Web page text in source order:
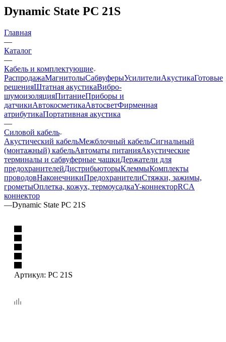
Dynamic State PC 21S
Главная
—
Каталог
—
Кабель и комплектующие
РаспродажаМагнитолыСабвуферыУсилителиАкустикаГотовые
решенияШтатная акустикаВибро-
шумоизоляцияПитаниеПриборы и
датчикиАвтокосметикаАвтосветФирменная
атрибутикаПортативная акустика
—
Силовой кабель
Акустический кабельМежблочный кабельСигнальный
(монтажный) кабельАвтоматы питанияАкустические
терминалы и сабвуферные чашкиДержатели для
предохранителейДистрибьюторыКлеммыКомплекты
проводовНаконечникиПредохранителиСтяжки, зажимы,
грометыОплетка, кожух, термоусадкаY-коннекторRCA
коннектор
—Dynamic State PC 21S
Артикул: PC 21S